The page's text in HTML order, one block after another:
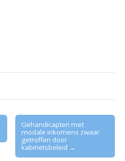
Gehandicapten met
modale inkomens zwaar
getroffen door
kabinetsbeleid →